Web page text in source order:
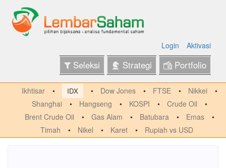
Login Aktivasi
Seleksi Strategi Portfolio
Ikhtisar IDX Dow Jones FTSE
Nikkei
Shanghai
Hangseng KOSPI
Crude Oil
Brent Crude Oil
Gas Alam Batubara
Emas
Timah
Nikel Karet Rupiah vs USD